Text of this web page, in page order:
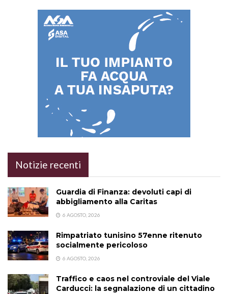
Notizie recenti
Guardia di Finanza: devoluti capi di
abbigliamento alla Caritas
6 AGOSTO, 2026
Rimpatriato tunisino 57enne ritenuto
socialmente pericoloso
6 AGOSTO, 2026
Traffico e caos nel controviale del Viale
Carducci: la segnalazione di un cittadino